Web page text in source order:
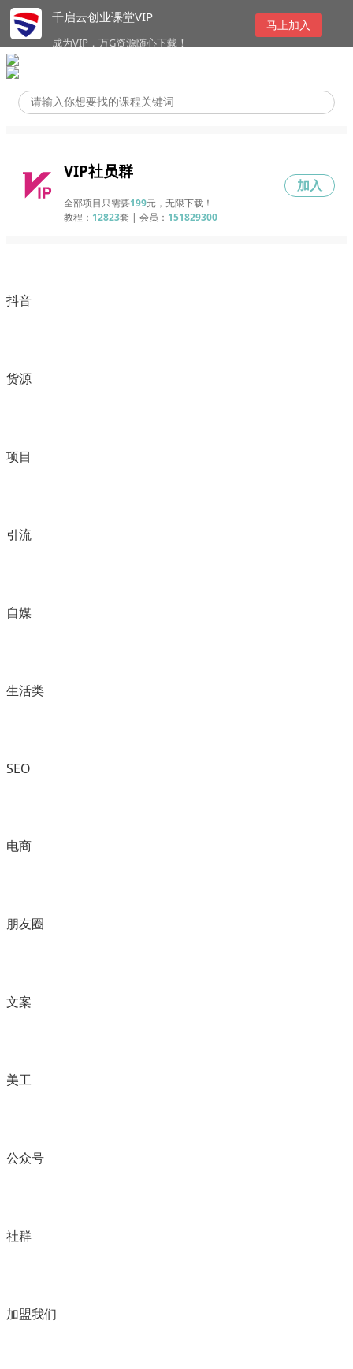
千启云创业课堂VIP
成为VIP，万G资源随心下载！
马上加入
VIP社员群
全部项目只需要199元，无限下载！
教程： 12823套 | 会员： 151829300
加入
抖音
货源
项目
引流
自媒
生活类
SEO
电商
朋友圈
文案
美工
公众号
社群
加盟我们